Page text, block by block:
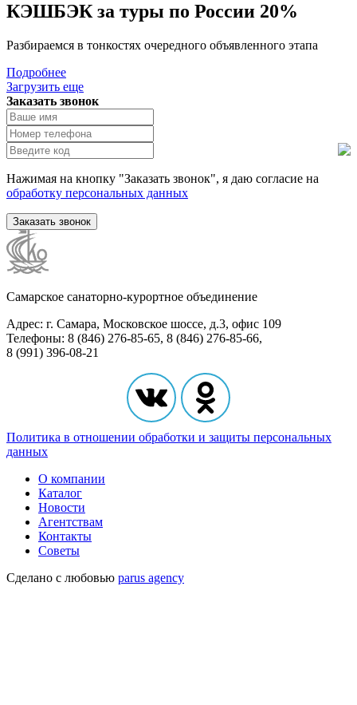
КЭШБЭК за туры по России 20%
Разбираемся в тонкостях очередного объявленного этапа
Подробнее
Загрузить еще
Заказать звонок
Нажимая на кнопку "Заказать звонок", я даю согласие на
обработку персональных данных
Заказать звонок
Самарское санаторно-курортное объединение
Адрес: г. Самара, Московское шоссе, д.3, офис 109
Телефоны: 8 (846) 276-85-65, 8 (846) 276-85-66,
8 (991) 396-08-21
Политика в отношении обработки и защиты персональных
данных
О компании
Каталог
Новости
Агентствам
Контакты
Советы
Сделано с любовью parus agency